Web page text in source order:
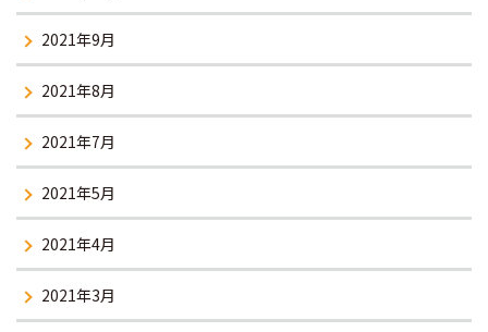
2021年9月
2021年8月
2021年7月
2021年5月
2021年4月
2021年3月